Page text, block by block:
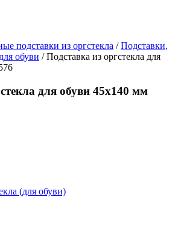
подставки из оргстекла /Подставки,
обуви / Подставка из оргстекла для
для обуви 45х140 мм